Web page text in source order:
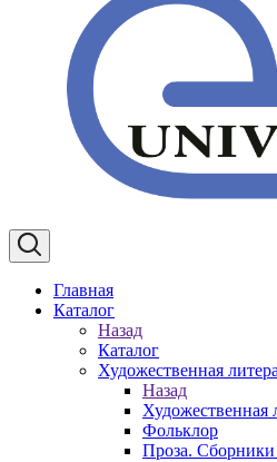
Главная
Каталог
Назад
Каталог
Художественная
Назад
Художественная
Фольклор
Проза.